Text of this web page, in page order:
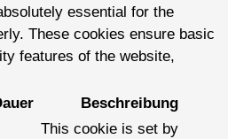
essential for the
These cookies ensure basic
features of the website,
Beschreibung
This cookie is set by